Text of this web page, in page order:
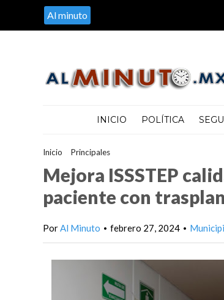
Al minuto
INICIO POLÍTICA
Inicio Principales>
Mejora ISSSTEP
paciente con
PorAl Minuto • febrero 27, 2024 •